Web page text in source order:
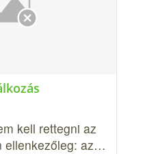
kell rettegni az
ellenkezőleg: az…